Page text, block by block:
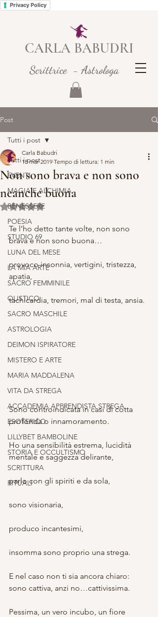
Privacy Policy
CARLA BABUDRI
Scrittrice - Astrologa
Post
Tutti i post
EVENTI
MAGIA E ALCHIMIA
BENESSERE
POESIA
STUDIO 69
LUNA DEL MESE
LA MIA ARTE
SACRO FEMMINILE
OLISTICO
SACRO MASCHILE
ASTROLOGIA
DEIMON ISPIRATORE
MISTERO E ARTE
MARIA MADDALENA
VITA DA STREGA
ACCADEMIA APPRENDISTA STREGA
ESOTERICO
LILLYBET BAMBOLINE
STORIA E OCCULTISMO
SCRITTURA
RITUALI
Tutti i post
Non sono brava e non sono
neanche buona
Carla Babudri
18 mar 2019 Tempo di lettura: 1 min
Valutazione NaN stelle su 5.
Te l’ho detto tante volte, non sono
brava e non sono buona…
provoco insonnia, vertigini, tristezza,
apatia,
tachicardia, tremori, mal di testa, ansia.
Sono controindicata in casi di cotta
profonda o innamoramento.
Ho una sensibilità estrema, lucidità
mentale e saggezza delirante,
parlo con gli spiriti e da sola,
sono visionaria,
produco incantesimi,
insomma sono proprio una strega.
E nel caso non ti sia ancora chiaro:
sono cattiva, anzi no…cattivissima.
Pessima, un vero incubo, un fiore